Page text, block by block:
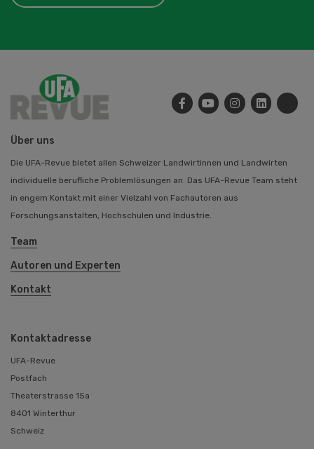
Über uns
Die UFA-Revue bietet allen Schweizer Landwirtinnen und Landwirten
individuelle berufliche Problemlösungen an. Das UFA-Revue Team steht
in engem Kontakt mit einer Vielzahl von Fachautoren aus
Forschungsanstalten, Hochschulen und Industrie.
Team
Autoren und Experten
Kontakt
Kontaktadresse
UFA-Revue
Postfach
Theaterstrasse 15a
8401 Winterthur
Schweiz